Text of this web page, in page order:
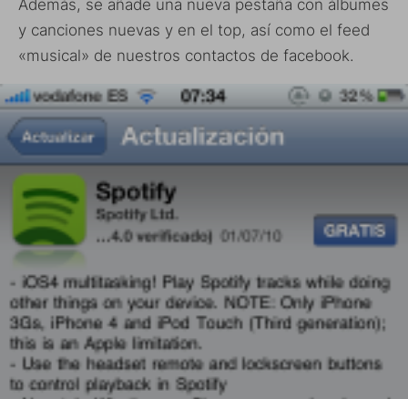
Además, se añade una nueva pestaña con álbumes
y canciones nuevas y en el top, así como el feed
«musical» de nuestros contactos de facebook.